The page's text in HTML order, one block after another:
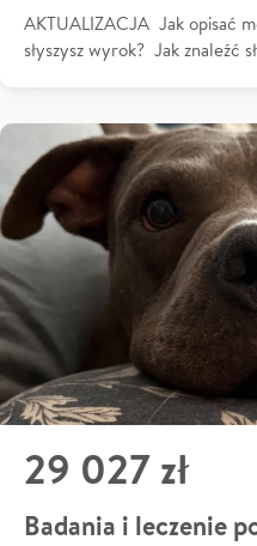
AKTUALIZACJA Jak opisać
słyszysz wyrok? Jak znaleźć
29 027 zł
Badania i leczenie